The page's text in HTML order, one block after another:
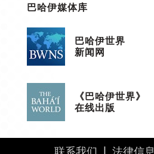
巴哈伊媒体库
巴哈伊世界
新闻网
《巴哈伊世界》
在线出版
联系我们 | 法律信息